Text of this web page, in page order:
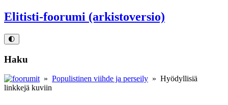
Elitisti-foorumi (arkistoversio)
🌓
Haku
» Populistinen viihde ja perseily » Hyödyllisiä
linkkejä kuviin